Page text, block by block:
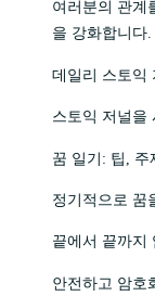
여러분의 관계
을 강화합니다.
데일리 스토익
스토익 저널을
꿈 일기: 팁, 주
정기적으로 꿈
끝에서 끝까지
안전하고 암호